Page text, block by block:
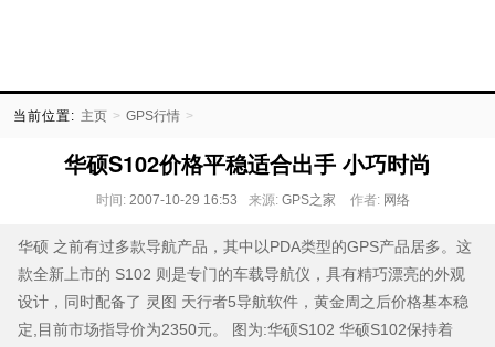
当前位置: 主页 > GPS行情 >
华硕S102价格平稳适合出手 小巧时尚
时间: 2007-10-29 16:53 来源: GPS之家 作者: 网络
华硕 之前有过多款导航产品，其中以PDA类型的GPS产品居多。这
款全新上市的 S102 则是专门的车载导航仪，具有精巧漂亮的外观
设计，同时配备了 灵图 天行者5导航软件，黄金周之后价格基本稳
定,目前市场指导价为2350元。 图为:华硕S102 华硕S102保持着